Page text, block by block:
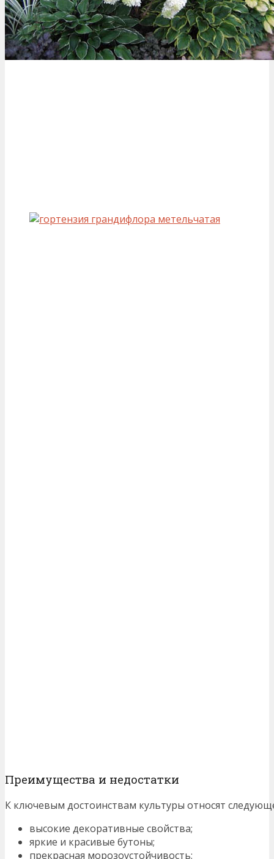
Преимущества и недостатки
К ключевым достоинствам культуры относят
высокие декоративные свойства;
яркие и красивые бутоны;
прекрасная морозоустойчивость;